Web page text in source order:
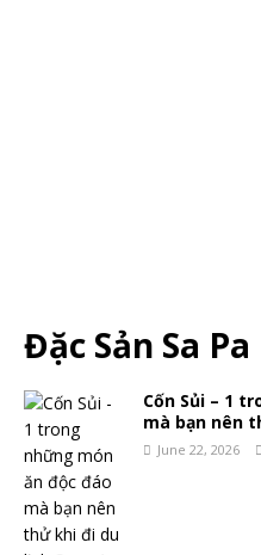
Đặc Sản Sa Pa
Cốn Sủi – 1
mà bạn nên
June 22, 2026